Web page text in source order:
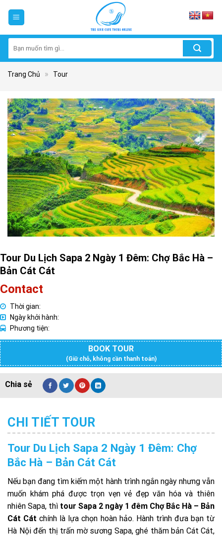
kiếm:
Trang Chủ » Tour
Tour Du Lịch Sapa 2 Ngày 1 Đêm: Chợ Bắc Hà –
Bản Cát Cát
Contact
Thời gian:
Ngày khởi hành:
Phương tiện:
BOOK TOUR
(Giữ chỗ, không cần thanh toán)
CHI TIẾT TOUR
Tour Du Lịch Sapa 2 Ngày 1 Đêm: Chợ
Bắc Hà – Bản Cát Cát
Nếu bạn đang tìm kiếm một hành trình ngắn ngày nhưng vẫn
muốn khám phá được trọn vẹn vẻ đẹp văn hóa và thiên
nhiên Sapa, thì tour Sapa 2 ngày 1 đêm Chợ Bắc Hà – Bản
Cát Cát chính là lựa chọn hoàn hảo. Hành trình đưa bạn từ
Hà Nội đến thị trấn mờ sương Sapa, ghé thăm bản Cát Cát,